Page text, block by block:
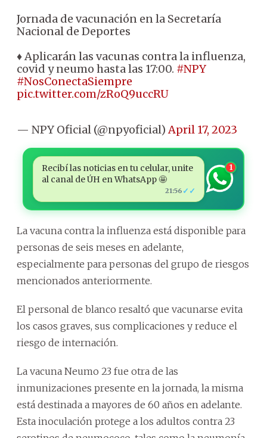
Jornada de vacunación en la Secretaría
Nacional de Deportes
♦ Aplicarán las vacunas contra la influenza,
covid y neumo hasta las 17:00. #NPY
#NosConectaSiempre
pic.twitter.com/zRoQ9uccRU
— NPY Oficial (@npyoficial)April 17, 2023
Recibí las noticias en tu celular, unite
al canal de ÚH en WhatsApp 🤩
21:56 ✓✓
1
La vacuna contra la influenza está disponible para
personas de seis meses en adelante,
especialmente para personas del grupo de riesgos
mencionados anteriormente.
El personal de blanco resaltó que vacunarse evita
los casos graves, sus complicaciones y reduce el
riesgo de internación.
La vacuna Neumo 23 fue otra de las
inmunizaciones presente en la jornada, la misma
está destinada a mayores de 60 años en adelante.
Esta inoculación protege a los adultos contra 23